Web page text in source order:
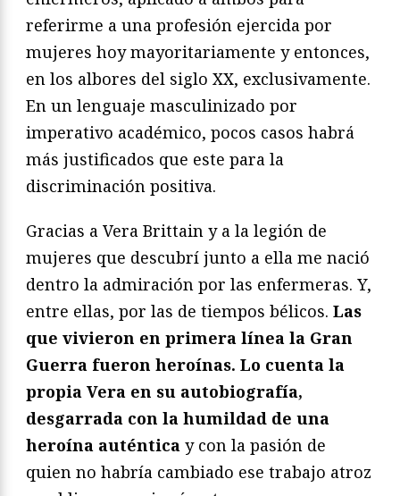
referirme a una profesión ejercida por
mujeres hoy mayoritariamente y entonces,
en los albores del siglo XX, exclusivamente.
En un lenguaje masculinizado por
imperativo académico, pocos casos habrá
más justificados que este para la
discriminación positiva.
Gracias a Vera Brittain y a la legión de
mujeres que descubrí junto a ella me nació
dentro la admiración por las enfermeras. Y,
entre ellas, por las de tiempos bélicos. Las
que vivieron en primera línea la Gran
Guerra fueron heroínas. Lo cuenta la
propia Vera en su autobiografía,
desgarrada con la humildad de una
heroína auténtica y con la pasión de
quien no habría cambiado ese trabajo atroz